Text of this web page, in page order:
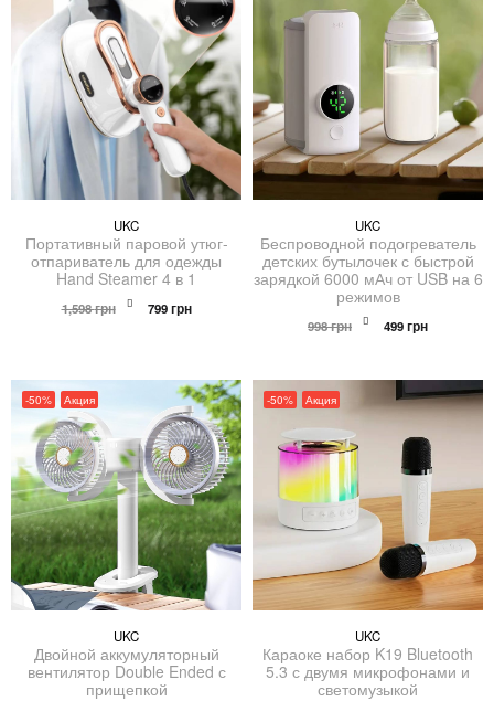
UKC
Портативный паровой утюг-
отпариватель для одежды
Hand Steamer 4 в 1
1,598грн
Первоначальная
цена
799грнТекущая
UKC
Беспроводной подогреватель
детских бутылочек с быстрой
зарядкой 6000 мАч от USB на 6
режимов
998грн
Первоначальная
цена
499грнТекущая
-50% Акция
UKC
Двойной аккумуляторный
вентилятор Double Ended с
прищепкой
-50% Акция
UKC
Караоке набор K19 Bluetooth
5.3 с двумя микрофонами и
светомузыкой